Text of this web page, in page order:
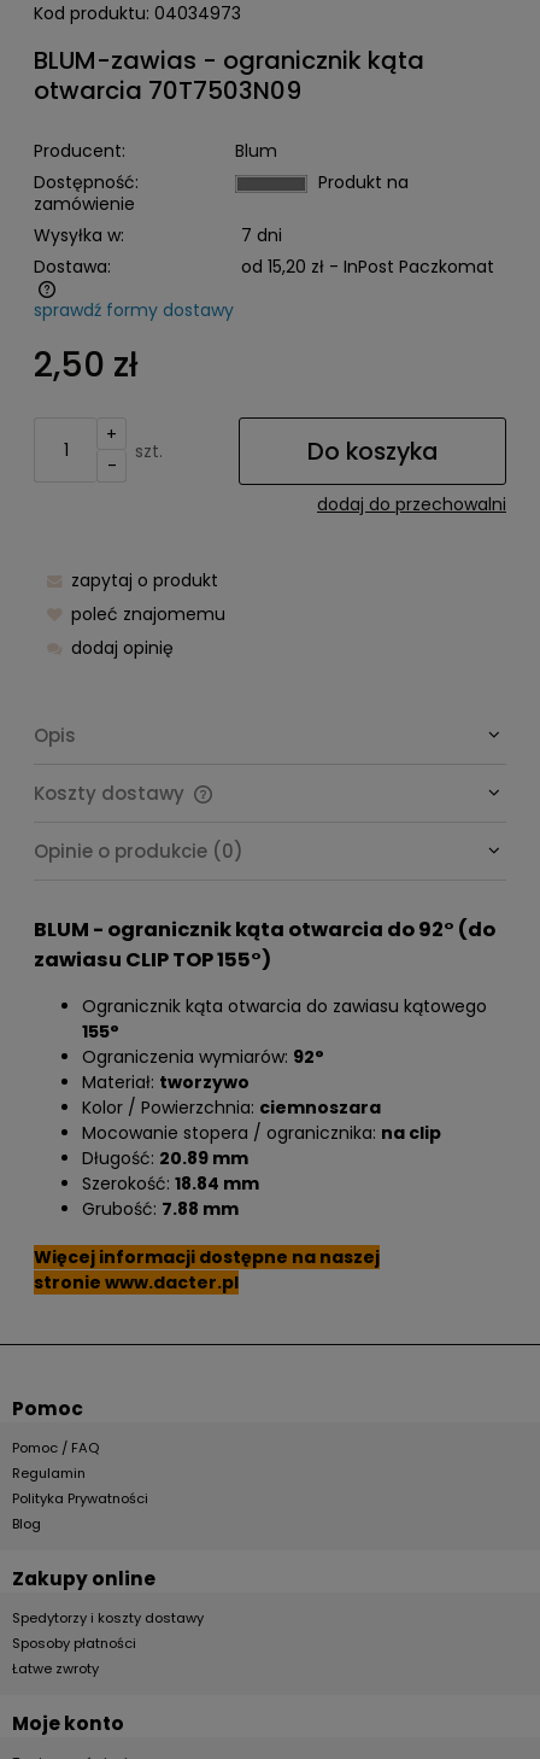
Kod produktu: 04034973
BLUM-zawias - ogranicznik kąta
otwarcia 70T7503N09
Producent:
Blum
Dostępność:
Produkt na
zamówienie
Wysyłka w:
7 dni
Dostawa:
od 15,20 zł - InPost Paczkomat
Cena nie zawiera ewentualnych kosztów płatności
sprawdź formy dostawy
2,50 zł
+
-
szt. Do koszyka
dodaj do przechowalni
zapytaj o produkt
poleć znajomemu
dodaj opinię
Opis
Koszty dostawy
Opinie o produkcie (0)
BLUM - ogranicznik kąta otwarcia do 92° (do
zawiasu CLIP TOP 155°)
Ogranicznik kąta otwarcia do zawiasu kątowego
155°
Ograniczenia wymiarów: 92°
Materiał: tworzywo
Kolor / Powierzchnia: ciemnoszara
Mocowanie stopera / ogranicznika: na clip
Długość: 20.89 mm
Szerokość: 18.84 mm
Grubość: 7.88 mm
Więcej informacji dostępne na naszej
stronie www.dacter.pl
Pomoc
Pomoc / FAQ
Regulamin
Polityka Prywatności
Blog
Zakupy online
Spedytorzy i koszty dostawy
Sposoby płatności
Łatwe zwroty
Moje konto